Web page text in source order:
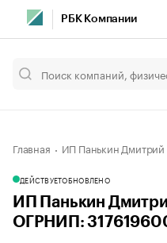
РБК Компании
Главная ИП Панькин Дмитрий
ДЕЙСТВУЕТОБНОВЛЕНО
ИП Панькин
ОГРНИП: